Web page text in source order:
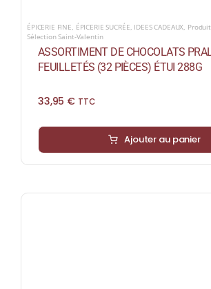
ÉPICERIE FINE, ÉPICERIE SUCRÉE, IDEES CADEAUX,
Sélection Saint-Valentin
ASSORTIMENT DE CHOCOLATS
FEUILLETÉS (32 PIÈCES) ÉTUI 288G
33,95 € TTC
Ajouter au panier